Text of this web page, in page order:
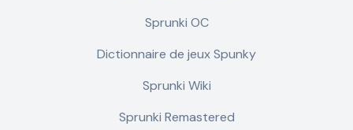
Sprunki OC
Dictionnaire de jeux Spunky
Sprunki Wiki
Sprunki Remastered